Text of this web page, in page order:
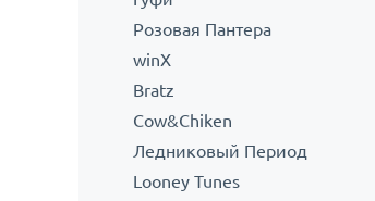
Розовая Пантера
winX
Bratz
Cow&Chiken
Ледниковый Период
Looney Tunes